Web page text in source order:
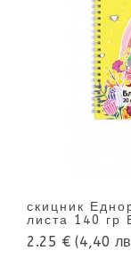
скицник
листа 140 гр
2.25 € (4,40